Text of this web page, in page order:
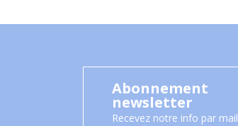
Abonnement
newsletter
Recevez notre info par mail